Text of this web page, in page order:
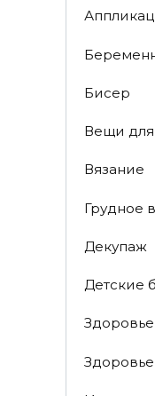
Бисер
Вещи
Вязание
Грудное
Декупаж
Детские